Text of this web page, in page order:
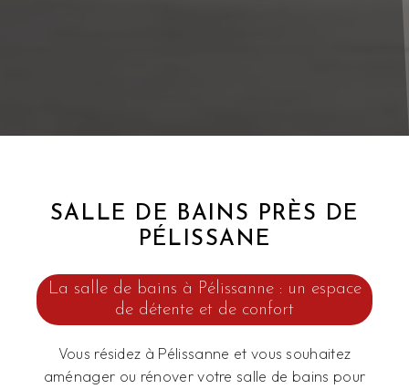
SALLE DE BAINS PRÈS DE
PÉLISSANE
La salle de bains à Pélissanne : un espace
de détente et de confort
Vous résidez à Pélissanne et vous souhaitez
aménager ou rénover votre salle de bains pour